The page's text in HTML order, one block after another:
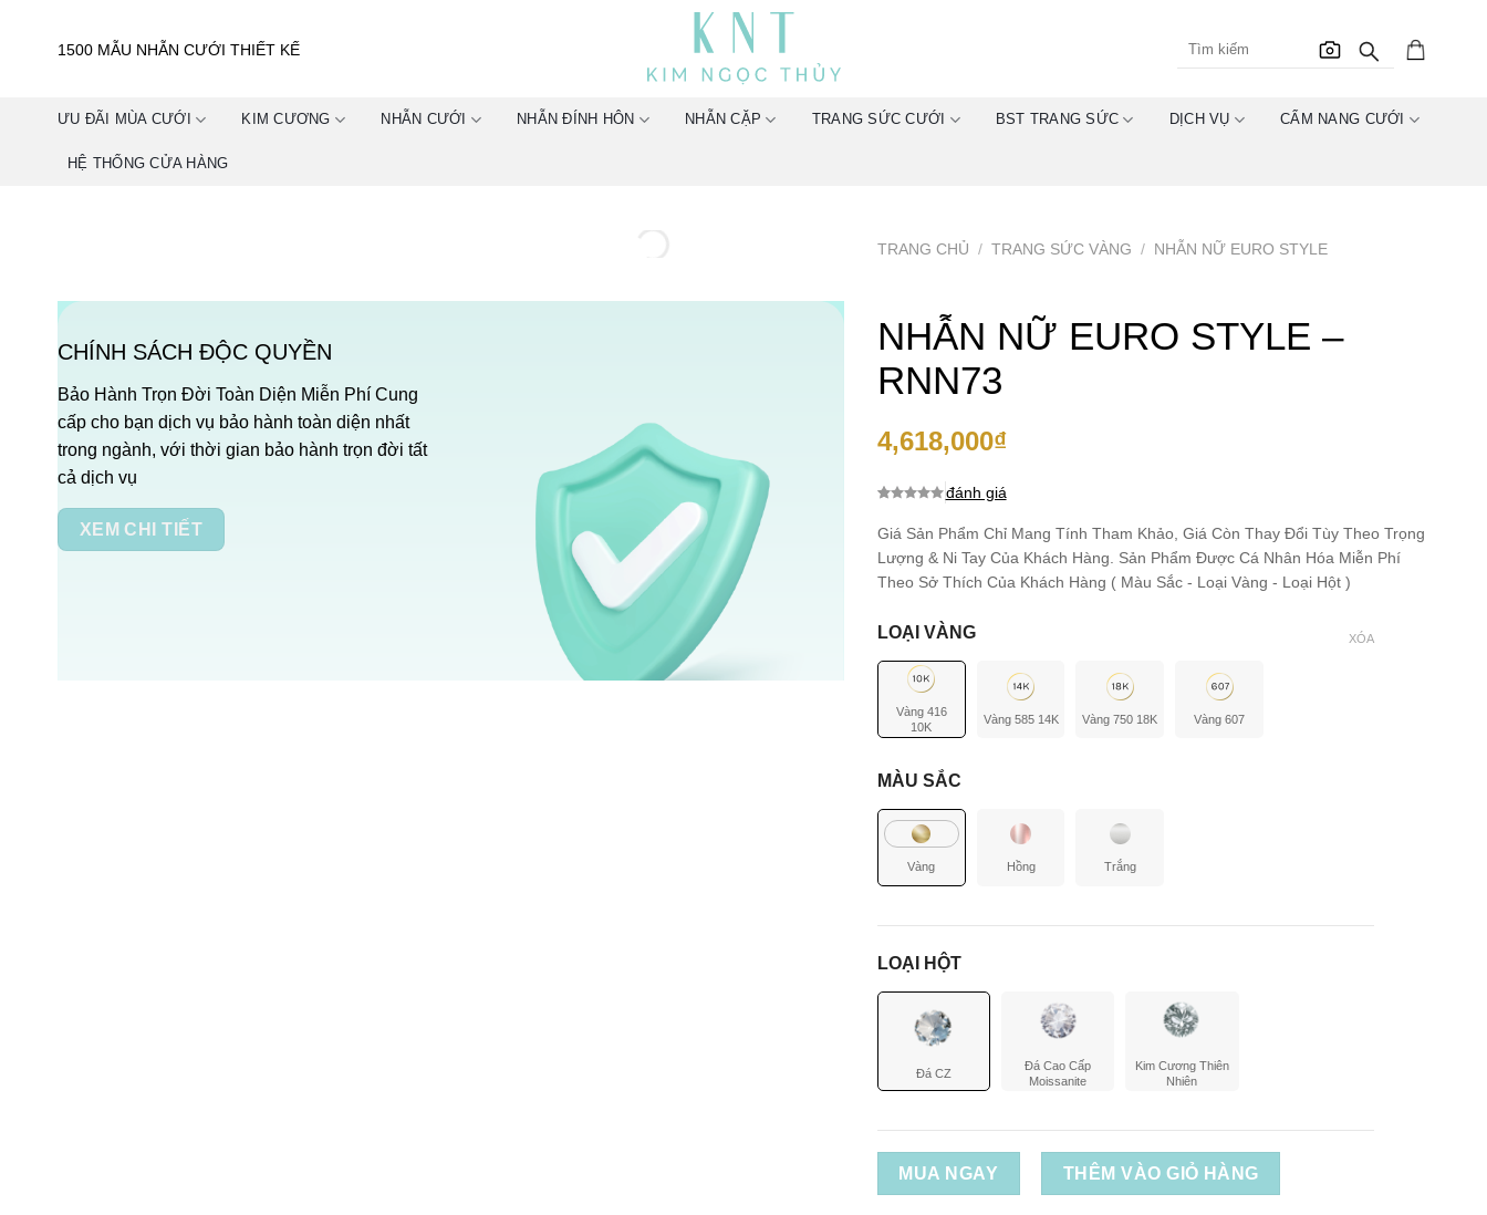
1500 MẪU NHẪN CƯỚI THIẾT KẾ
ƯU ĐÃI MÙA CƯỚI KIM CƯƠNG NHẪN CƯỚI NHẪN ĐÍNH HÔN NHẪN CẶP TRANG SỨC CƯỚI BST TRANG SỨC DỊCH VỤ CẨM NANG CƯỚI
HỆ THỐNG CỬA HÀNG
CHÍNH SÁCH ĐỘC QUYỀN
Bảo Hành Trọn Đời Toàn Diện Miễn Phí Cung
cấp cho bạn dịch vụ bảo hành toàn diện nhất
trong ngành, với thời gian bảo hành trọn đời tất
cả dịch vụ
XEM CHI TIẾT
TRANG CHỦ / TRANG SỨC VÀNG / NHẪN NỮ EURO STYLE
NHẪN NỮ EURO STYLE –
RNN73
4,618,000₫
dựa trên
đánh giá
đánh giá
Giá Sản Phẩm Chỉ Mang Tính Tham Khảo, Giá Còn Thay Đổi Tùy Theo Trọng
Lượng & Ni Tay Của Khách Hàng. Sản Phẩm Được Cá Nhân Hóa Miễn Phí
Theo Sở Thích Của Khách Hàng ( Màu Sắc - Loại Vàng - Loại Hột )
LOẠI VÀNG
Vàng 416
10K
Vàng 585 14K Vàng 750 18K Vàng 607
MÀU SẮC
Vàng Hồng Trắng
LOẠI HỘT
Đá CZ
Đá Cao Cấp
Moissanite
Kim Cương Thiên
Nhiên
XÓA
MUA NGAY THÊM VÀO GIỎ HÀNG